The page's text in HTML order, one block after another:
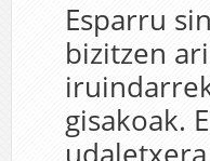
Esparru
bizitzen
gisakoak.